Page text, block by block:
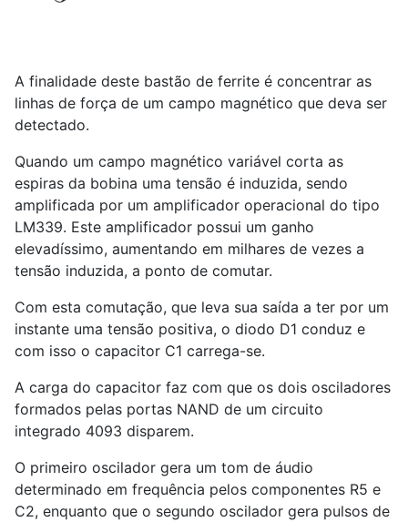
A finalidade deste bastão de ferrite é concentrar as
linhas de força de um campo magnético que deva ser
detectado.
Quando um campo magnético variável corta as
espiras da bobina uma tensão é induzida, sendo
amplificada por um amplificador operacional do tipo
LM339. Este amplificador possui um ganho
elevadíssimo, aumentando em milhares de vezes a
tensão induzida, a ponto de comutar.
Com esta comutação, que leva sua saída a ter por um
instante uma tensão positiva, o diodo D1 conduz e
com isso o capacitor C1 carrega-se.
A carga do capacitor faz com que os dois osciladores
formados pelas portas NAND de um circuito
integrado 4093 disparem.
O primeiro oscilador gera um tom de áudio
determinado em frequência pelos componentes R5 e
C2, enquanto que o segundo oscilador gera pulsos de